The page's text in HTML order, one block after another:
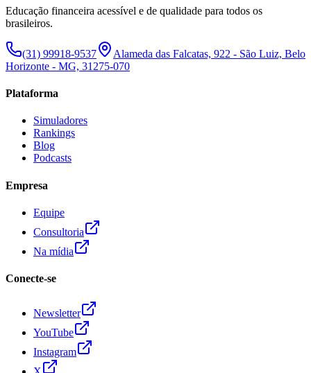
Educação financeira acessível e de qualidade para todos os
brasileiros.
(31) 99918-9537
Alameda das Falcatas, 922 - São Luiz, Belo
Horizonte - MG, 31275-070
Plataforma
Simuladores
Rankings
Blog
Podcasts
Empresa
Equipe
Consultoria
Na mídia
Conecte-se
Newsletter
YouTube
Instagram